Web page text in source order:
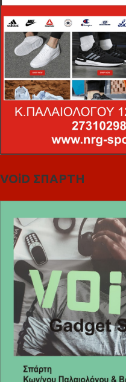
VOiD ΣΠΑΡΤΗ